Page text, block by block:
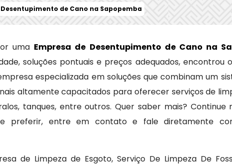
Desentupimento de Cano na Sapopemba
uma Empresa de Desentupimento de Cano na
soluções pontuais e preços adequados, encontrou
especializada em soluções que combinam um
altamente capacitados para oferecer serviços de
tanques, entre outros. Quer saber mais?
preferir, entre em contato e fale diretamente
de Limpeza de Esgoto, Serviço De Limpeza De